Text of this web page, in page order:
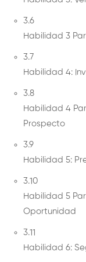
3.6
Habilidad 3
3.7
Habilidad 4:
3.8
Habilidad 4
Prospecto
3.9
Habilidad 5:
3.10
Habilidad 5
Oportunidad
3.11
Habilidad 6: